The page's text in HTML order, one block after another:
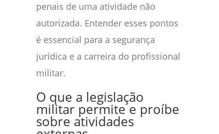
penais de uma atividade não
autorizada. Entender esses pontos
é essencial para a segurança
jurídica e a carreira do profissional
militar.
O que a legislação
militar permite e proíbe
sobre atividades